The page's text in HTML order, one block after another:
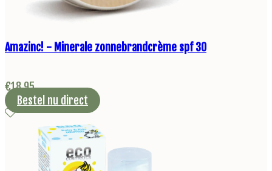
Amazinc! - Minerale zonnebrandcrème spf 30
€18,95
Bestel nu direct